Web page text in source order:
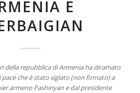
E
della repubblica di Armenia ha diramato
pace che è stato siglato (non firmato) a
armeno Pashinyan e dal presidente